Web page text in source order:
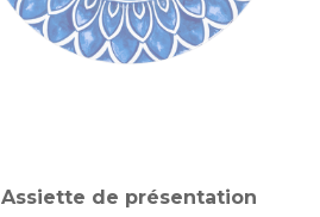
Assiette de présentation